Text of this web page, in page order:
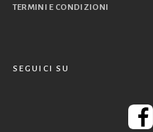
TERMINI E CONDIZIONI
SEGUICI SU